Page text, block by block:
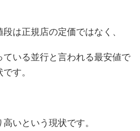
は正規店の定価ではなく、
いる並行と言われる最安値で
す。
いという現状です。